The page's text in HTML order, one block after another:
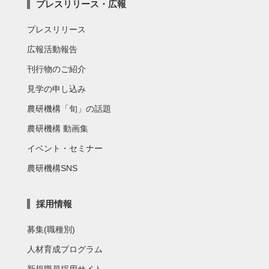
プレスリリース・広報
プレスリリース
広報活動報告
刊行物のご紹介
見学の申し込み
農研機構「旬」の話題
農研機構 動画集
イベント・セミナー
農研機構SNS
採用情報
募集(職種別)
人材育成プログラム